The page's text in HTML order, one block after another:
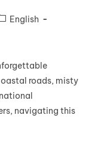
English
roads, misty
navigating this